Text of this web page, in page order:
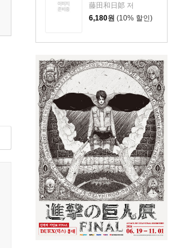
藤田和日郞 저
6,180원 (10% 할인)